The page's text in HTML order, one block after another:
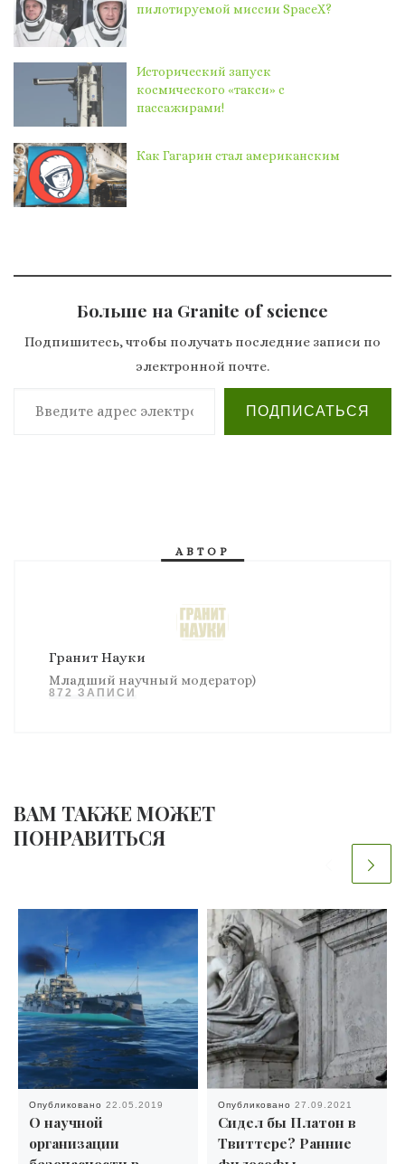
пилотируемой миссии SpaceX?
Исторический запуск
космического «такси» с
пассажирами!
Как Гагарин стал американским
Больше на Granite of science
Подпишитесь, чтобы получать последние записи по
электронной почте.
Введите адрес электронной почты…
ПОДПИСАТЬСЯ
АВТОР
Гранит Науки
Младший научный модератор)
872 ЗАПИСИ
ВАМ ТАКЖЕ МОЖЕТ
ПОНРАВИТЬСЯ
Опубликовано 22.05.2019
О научной
организации
Опубликовано 27.09.2021
Сидел бы Платон в
Твиттере? Ранние